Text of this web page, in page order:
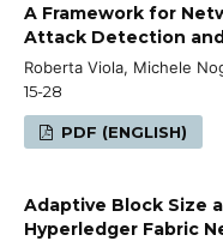
A Framework for
Attack Detection
Roberta Viola, Michele
15-28
PDF (ENGLISH)
Adaptive Block Size
Hyperledger Fabric